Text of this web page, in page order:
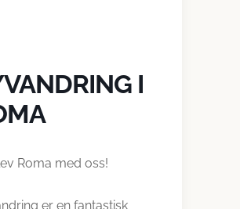
I
Roma med oss!
er en fantastisk